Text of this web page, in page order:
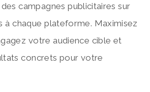
campagnes publicitaires sur
à chaque plateforme. Maximisez
votre audience cible et
concrets pour votre